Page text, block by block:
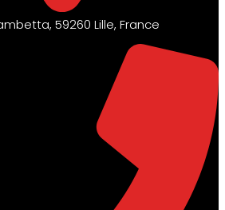
59260 Lille, France